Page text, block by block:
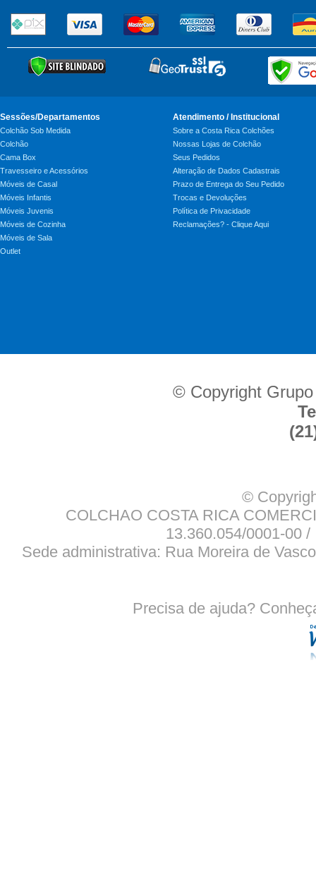
Sessões/Departamentos
Colchão Sob Medida
Colchão
Cama Box
Travesseiro e Acessórios
Móveis de Casal
Móveis Infantis
Móveis Juvenis
Móveis de Cozinha
Móveis de Sala
Outlet
Atendimento / Institucional
Sobre a Costa Rica Colchões
Nossas Lojas de Colchão
Seus Pedidos
Alteração de Dados Cadastrais
Prazo de Entrega do Seu Pedido
Trocas e Devoluções
Política de Privacidade
Reclamações? - Clique Aqui
© Copyright
©
COLCHAO COSTA RICA
13.360.054/0001-00
Sede administrativa: Rua Moreira de
Precisa de ajuda?